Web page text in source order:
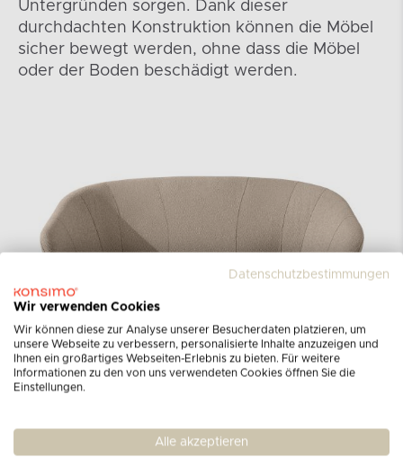
Untergründen sorgen. Dank dieser
durchdachten Konstruktion können die Möbel
sicher bewegt werden, ohne dass die Möbel
oder der Boden beschädigt werden.
Datenschutzbestimmungen
Wir verwenden Cookies
Wir können diese zur Analyse unserer Besucherdaten platzieren, um
unsere Webseite zu verbessern, personalisierte Inhalte anzuzeigen und
Ihnen ein großartiges Webseiten-Erlebnis zu bieten. Für weitere
Informationen zu den von uns verwendeten Cookies öffnen Sie die
Einstellungen.
Alle akzeptieren